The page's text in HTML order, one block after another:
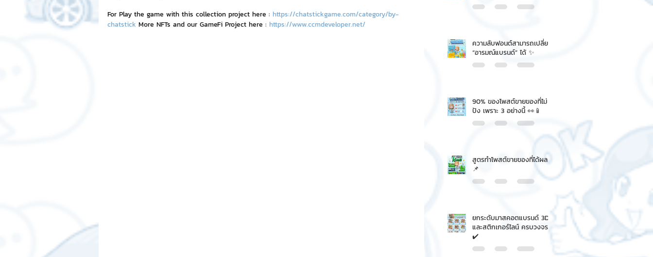
For Play the game with this collection project here : https://chatstickgame.com/category/by-
chatstick More NFTs and our GameFi Project here : https://www.ccmdeveloper.net/
ความลับฟอนต์สามารถเปลี่ยน
“อารมณ์แบรนด์” ได้ ✨
90% ของโพสต์ขายของที่ไม่
ปัง เพราะ 3 อย่างนี้ 👀📱
สูตรทำโพสต์ขายของที่ได้ผล
📌
ยกระดับมาสคอตแบรนด์ 3D
และสติกเกอร์ไลน์ ครบวงจร
✔️